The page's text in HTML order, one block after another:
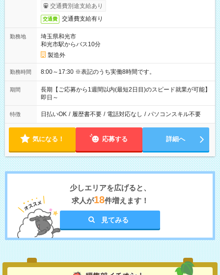
交通費別途支給あり
交通費 交通費支給有り
勤務地
埼玉県和光市
和光市駅からバス10分
製造外
勤務時間 8:00～17:30 ※表記のうち実働8時間です。
期間
長期【ご応募から1週間以内(最短2日目)のスピード就業が可能】
即日～
特徴 日払いOK / 履歴書不要 / 電話対応なし / パソコンスキル不要
気になる！ 応募する 詳細へ
少しエリアを広げると、
求人が18件増えます！
見てみる